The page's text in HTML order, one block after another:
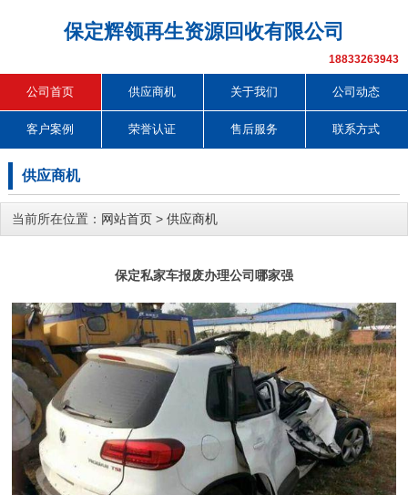
保定辉领再生资源回收有限公司
18833263943
公司首页 供应商机 关于我们 公司动态
客户案例 荣誉认证 售后服务 联系方式
供应商机
当前所在位置： 网站首页 > 供应商机
保定私家车报废办理公司哪家强